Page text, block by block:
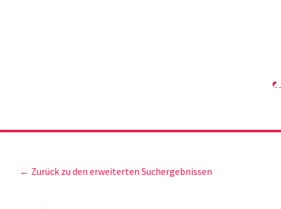
← Zurück zu den erweiterten Suchergebnissen